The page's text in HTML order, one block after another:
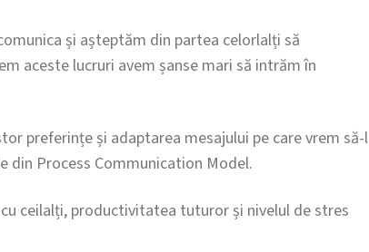
și așteptăm din partea celorlalți să
aceste lucruri avem șanse mari să intrăm în
preferințe și adaptarea mesajului pe care vrem să-l
Process Communication Model.
ceilalți, productivitatea tuturor și nivelul de stres